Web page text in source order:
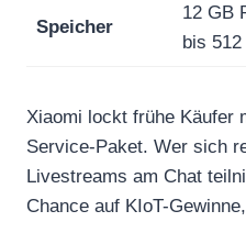
Speicher
12 GB
bis 512
Xiaomi lockt frühe Käufer
Service-Paket. Wer sich
Livestreams am Chat
Chance auf KIoT-